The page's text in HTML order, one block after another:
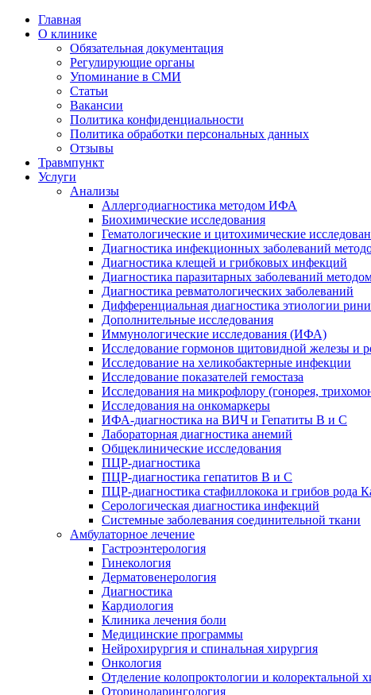
Главная
О клинике
Обязательная документация
Регулирующие органы
Упоминание в СМИ
Статьи
Вакансии
Политика конфиденциальности
Политика обработки персональных данных
Отзывы
Травмпункт
Услуги
Анализы
Аллергодиагностика методом ИФА
Биохимические исследования
Гематологические и цитохимические
Диагностика инфекционных заболеваний
Диагностика клещей и грибковых инфекций
Диагностика паразитарных заболеваний
Диагностика ревматологических заболеваний
Дифференциальная диагностика этиологии
Дополнительные исследования
Иммунологические исследования (ИФА)
Исследование гормонов щитовидной железы и
Исследование на хеликобактерные инфекции
Исследование показателей гемостаза
Исследования на микрофлору (гонорея,
Исследования на онкомаркеры
ИФА-диагностика на ВИЧ и Гепатиты B и C
Лабораторная диагностика анемий
Общеклинические исследования
ПЦР-диагностика
ПЦР-диагностика гепатитов B и C
ПЦР-диагностика стафиллокока и грибов рода
Серологическая диагностика инфекций
Системные заболевания соединительной ткани
Амбулаторное лечение
Гастроэнтерология
Гинекология
Дерматовенерология
Диагностика
Кардиология
Клиника лечения боли
Медицинские программы
Нейрохирургия и спинальная хирургия
Онкология
Отделение колопроктологии и колоректальной
Оториноларингология